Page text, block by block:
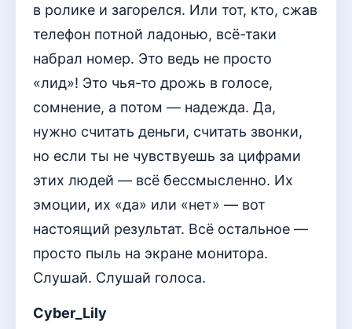
в ролике и загорелся. Или тот, кто, сжав
телефон потной ладонью, всё-таки
набрал номер. Это ведь не просто
«лид»! Это чья-то дрожь в голосе,
сомнение, а потом — надежда. Да,
нужно считать деньги, считать звонки,
но если ты не чувствуешь за цифрами
этих людей — всё бессмысленно. Их
эмоции, их «да» или «нет» — вот
настоящий результат. Всё остальное —
просто пыль на экране монитора.
Слушай. Слушай голоса.
Cyber_Lily